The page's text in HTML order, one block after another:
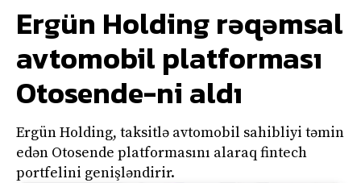
Ergün Holding rəqəmsal
avtomobil platforması
Otosende-ni aldı
Ergün Holding, taksitlə avtomobil sahibliyi təmin
edən Otosende platformasını alaraq fintech
portfelini genişləndirir.